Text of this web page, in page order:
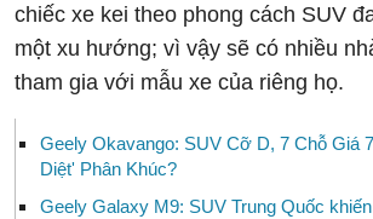
chiếc xe kei theo phong cách SUV
một xu hướng; vì vậy sẽ có nhiều
tham gia với mẫu xe của riêng họ.
Geely Okavango: SUV Cỡ D, 7 Chỗ Giá
Diệt' Phân Khúc?
Geely Galaxy M9: SUV Trung Quốc